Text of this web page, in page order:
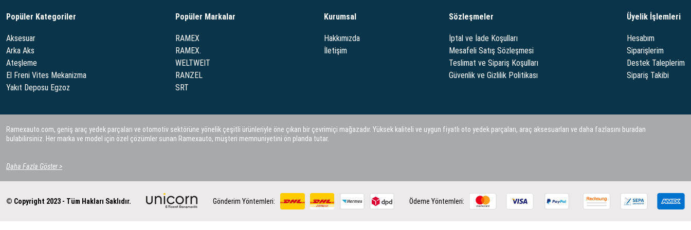
Popüler Kategoriler
Aksesuar
Arka Aks
Ateşleme
El Freni Vites Mekanizma
Yakıt Deposu Egzoz
Popüler Markalar
RAMEX
RAMEX.
WELTWEIT
RANZEL
SRT
Kurumsal
Hakkımızda
İletişim
Sözleşmeler
İptal ve İade Koşulları
Mesafeli Satış Sözleşmesi
Teslimat ve Sipariş Koşulları
Güvenlik ve Gizlilik Politikası
Üyelik İşlemleri
Hesabım
Siparişlerim
Destek Taleplerim
Sipariş Takibi
Ramexauto.com, geniş araç yedek parçaları ve otomotiv sektörüne yönelik çeşitli ürünleriyle öne çıkan bir çevrimiçi mağazadır. Yüksek kaliteli ve uygun fiyatlı oto yedek parçaları, araç aksesuarları ve daha fazlasını buradan
bulabilirsiniz. Her marka ve model için özel çözümler sunan Ramexauto, müşteri memnuniyetini ön planda tutar.
Daha Fazla Göster >
© Copyright 2023 - Tüm Hakları Saklıdır. Gönderim Yöntemleri: Ödeme Yöntemleri: